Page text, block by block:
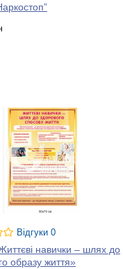
Відгуки 0
навички – шлях до
образу життя»